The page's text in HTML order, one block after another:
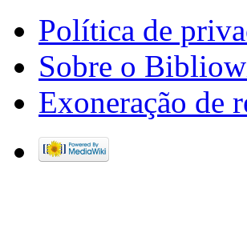
Política de
Sobre o
Exoneração de